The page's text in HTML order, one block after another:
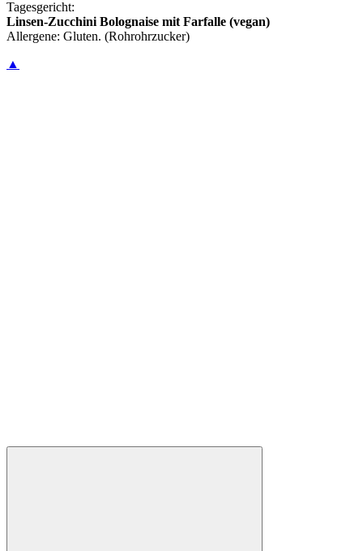
Tagesgericht:
Linsen-Zucchini Bolognaise mit Farfalle (vegan)
Allergene: Gluten. (Rohrohrzucker)
▲